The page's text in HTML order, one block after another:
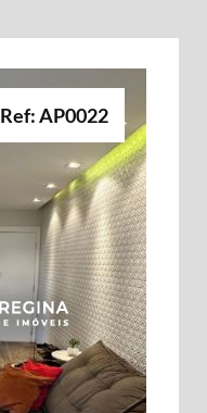
Ref: AP0022